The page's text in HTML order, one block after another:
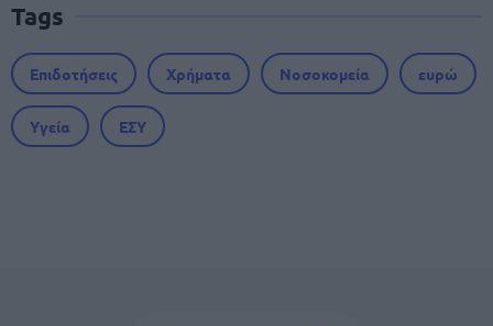
Tags
Επιδοτήσεις Χρήματα Νοσοκομεία ευρώ
Υγεία ΕΣΥ